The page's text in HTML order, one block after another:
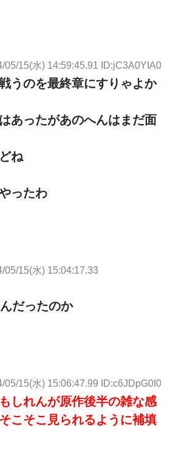
05/15(水) 14:59:45.91 ID:jC3A0YIA0
うのを最終章にすりゃよか
あったがあのへんはまだ面
ね
ったわ
05/15(水) 15:04:17.33
だったのか
05/15(水) 15:06:47.99 ID:c6JDpG0I0
しれんが原作後半の雑な感
こそこ見られるように補填